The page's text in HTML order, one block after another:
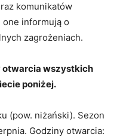
komunikatów
one informują o
zagrożeniach.
otwarcia wszystkich
poniżej.
(pow. niżański). Sezon
Godziny otwarcia: